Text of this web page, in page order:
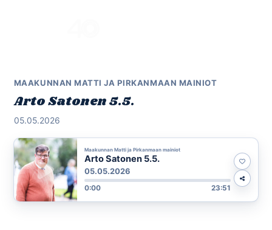
MAAKUNNAN MATTI JA PIRKANMAAN MAINIOT
Arto Satonen 5.5.
05.05.2026
Maakunnan Matti ja Pirkanmaan mainiot
Arto Satonen 5.5.
05.05.2026
0:00 23:51